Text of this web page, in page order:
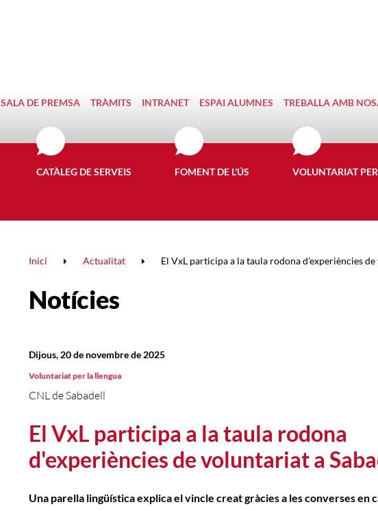
SALA DE PREMSA TRÀMITS INTRANET ESPAI ALUMNES TREBALLA AMB
CATÀLEG DE SERVEIS FOMENT DE L'ÚS VOLUNTARIAT
Inici Actualitat El VxL participa a la taula rodona d'experiències
Notícies
El VxL participa a la taula rodona
d'experiències de voluntariat a
CNL de Sabadell
Dijous, 20 de novembre de 2025
Voluntariat per la llengua
Una parella lingüística explica el vincle creat gràcies a les converses en